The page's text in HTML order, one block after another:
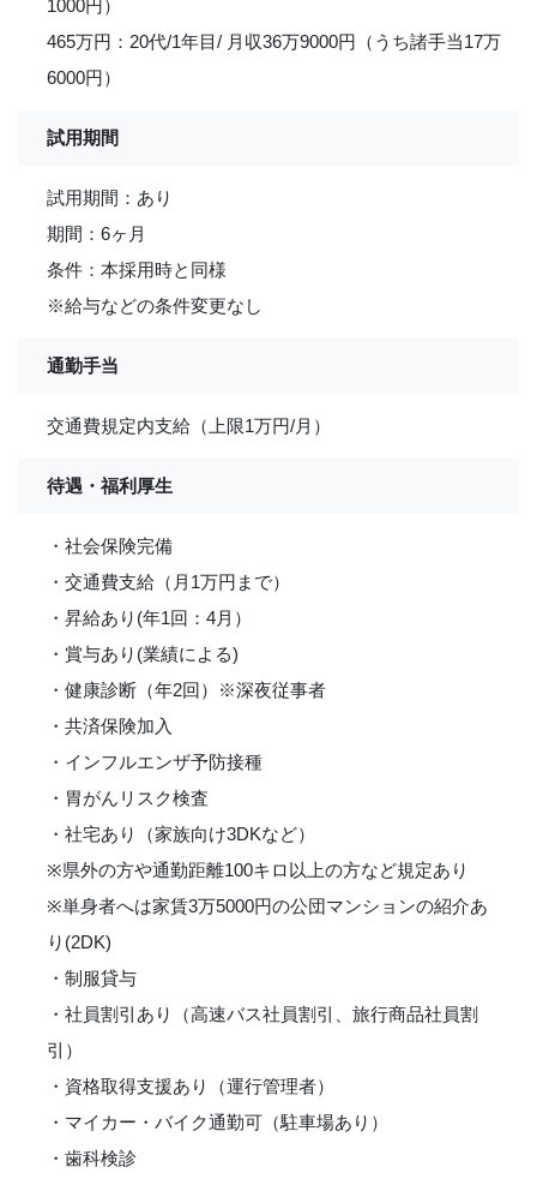
1000円）
465万円：20代/1年目/ 月収36万9000円（うち諸手当17万
6000円）
試用期間
試用期間：あり
期間：6ヶ月
条件：本採用時と同様
※給与などの条件変更なし
通勤手当
交通費規定内支給（上限1万円/月）
待遇・福利厚生
・社会保険完備
・交通費支給（月1万円まで）
・昇給あり(年1回：4月）
・賞与あり(業績による)
・健康診断（年2回）※深夜従事者
・共済保険加入
・インフルエンザ予防接種
・胃がんリスク検査
・社宅あり（家族向け3DKなど）
※県外の方や通勤距離100キロ以上の方など規定あり
※単身者へは家賃3万5000円の公団マンションの紹介あ
り(2DK)
・制服貸与
・社員割引あり（高速バス社員割引、旅行商品社員割
引）
・資格取得支援あり（運行管理者）
・マイカー・バイク通勤可（駐車場あり）
・歯科検診